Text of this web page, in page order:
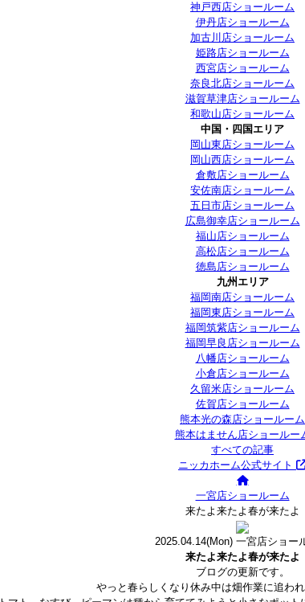
神戸西店ショールーム
伊丹店ショールーム
加古川店ショールーム
姫路店ショールーム
西宮店ショールーム
奈良北店ショールーム
滋賀草津店ショールーム
和歌山店ショールーム
中国・四国エリア
岡山東店ショールーム
岡山西店ショールーム
倉敷店ショールーム
安佐南店ショールーム
五日市店ショールーム
広島御幸店ショールーム
福山店ショールーム
高松店ショールーム
徳島店ショールーム
九州エリア
福岡南店ショールーム
福岡東店ショールーム
福岡筑紫店ショールーム
福岡早良店ショールーム
八幡店ショールーム
小倉店ショールーム
久留米店ショールーム
佐賀店ショールーム
熊本光の森店ショールーム
熊本はません店ショールー
すべての記事
ニッカホーム公式サイト
一宮店ショールーム
来たよ来たよ春が来たよ
2025.04.14(Mon) 一宮店ショー
来たよ来たよ春が来たよ
ブログの更新です。
やっと春らしくなり休み中は畑作業に追われ